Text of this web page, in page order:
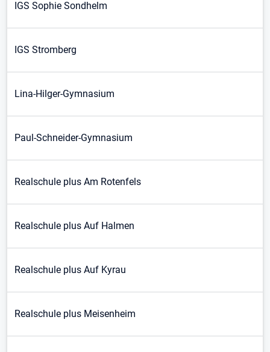
IGS Sophie Sondhelm
IGS Stromberg
Lina-Hilger-Gymnasium
Paul-Schneider-Gymnasium
Realschule plus Am Rotenfels
Realschule plus Auf Halmen
Realschule plus Auf Kyrau
Realschule plus Meisenheim